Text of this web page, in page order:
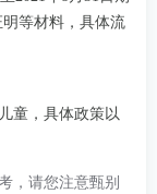
等材料，具体流
童，具体政策以
，请您注意甄别